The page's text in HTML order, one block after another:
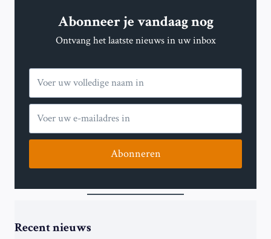
Abonneer je vandaag nog
Ontvang het laatste nieuws in uw inbox
Abonneren
Recent nieuws